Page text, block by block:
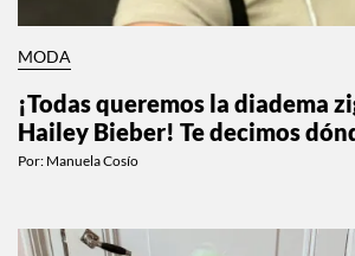
MODA
¡Todas queremos la diadema
Hailey Bieber! Te decimos
Por: Manuela Cosío